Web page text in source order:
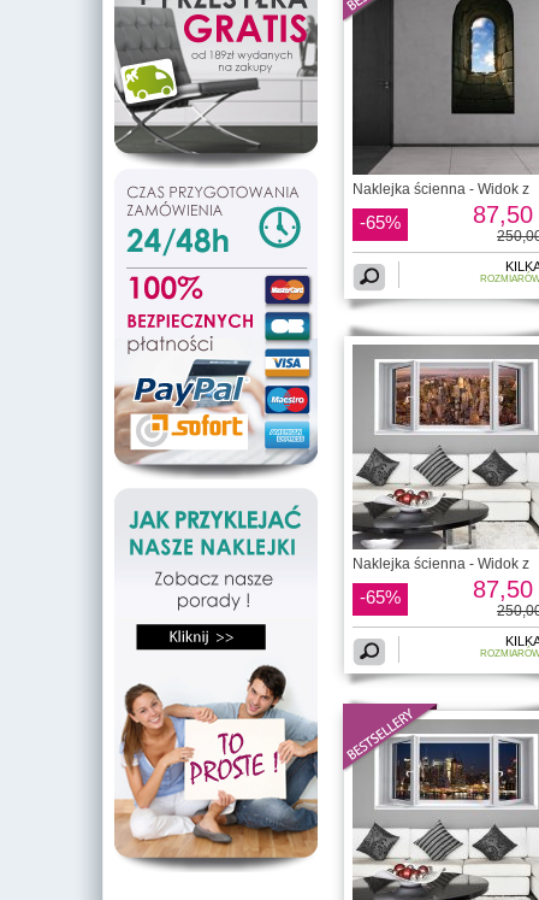
Naklejka ścienna - Widok z
-65% 87,50
Naklejka ścienna - Widok z
-65% 87,50